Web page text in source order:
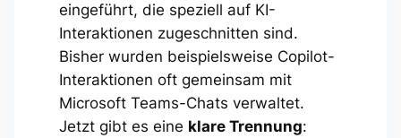
eingeführt, die speziell auf KI-
Interaktionen zugeschnitten sind.
Bisher wurden beispielsweise Copilot-
Interaktionen oft gemeinsam mit
Microsoft Teams-Chats verwaltet.
Jetzt gibt es eine klare Trennung: